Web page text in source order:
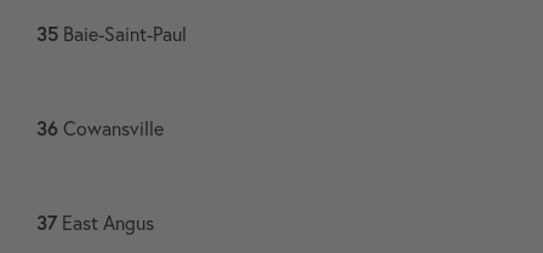
35 Baie-Saint-Paul​
36 Cowansville​
37 East Angus​